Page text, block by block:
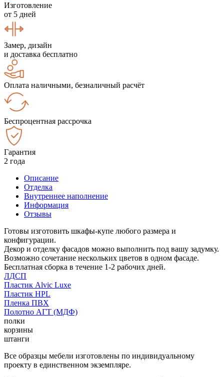
Изготовление
от 5 дней
Замер, дизайн
и доставка бесплатно
Оплата наличными, безналичный расчёт
Беспроцентная рассрочка
Гарантия
2 года
Описание
Отделка
Внутреннее наполнение
Информация
Отзывы
Готовы изготовить шкафы-купе любого размера и
конфигурации.
Декор и отделку фасадов можно выполнить под вашу задумку.
Возможно сочетание нескольких цветов в одном фасаде.
Бесплатная сборка в течение 1-2 рабочих дней.
ЛДСП
Пластик Alvic Luxe
Пластик HPL
Пленка ПВХ
Полотно АГТ (МДФ)
полки
корзины
штанги
Все образцы мебели изготовлены по индивидуальному
проекту в единственном экземпляре.